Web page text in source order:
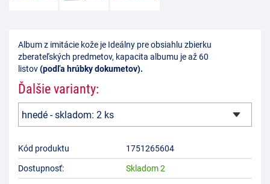
Album z imitácie kože je Ideálny pre obsiahlu zbierku
zberateľských predmetov, kapacita albumu je až 60
listov(podľa hrúbky dokumetov).
Ďalšie varianty:
Kód produktu
1751265604
Dostupnosť:
Skladom 2